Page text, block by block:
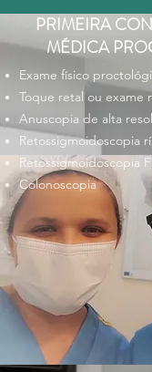
PRIMEIRA
MÉDICA
Exame físico
Toque retal ou exame
Anuscopia de alta
Retossigmoidoscopia
Retossigmoidoscopia
Colonoscopia